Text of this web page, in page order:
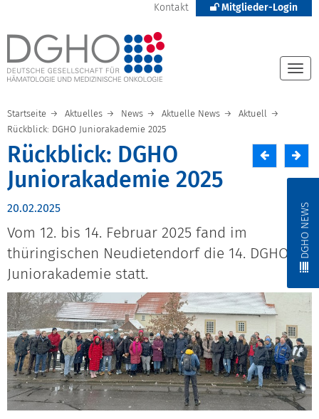
Kontakt Mitglieder-Login
DGHO NEWS
Startseite Aktuelles News Aktuelle News
Aktuell
Rückblick: DGHO Juniorakademie 2025
Rückblick: DGHO
Juniorakademie 2025
20.02.2025
Vom 12. bis 14. Februar 2025 fand im
thüringischen Neudietendorf die 14. DGHO
Juniorakademie statt.